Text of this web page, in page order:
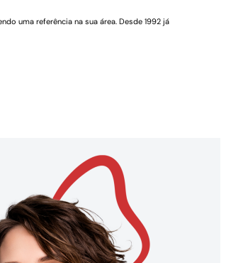
uma referência na sua área. Desde 1992 já